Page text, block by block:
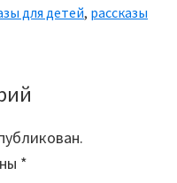
для детей, рассказы
*